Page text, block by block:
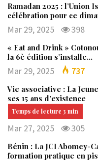
Ramadan 2025 : l’Union
célébration pour ce
Mar 29, 2025 398
« Eat and Drink »
la 6è édition s’installe…
Mar 29, 2025 737
Vie associative : La
ses 15 ans d’existence
Mar 27, 2025 305
Bénin : La JCI Abomey-
formation pratique en